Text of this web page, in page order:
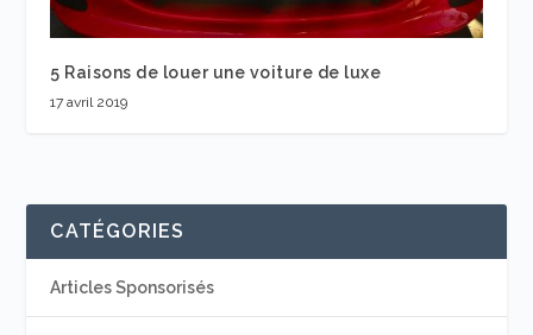
5 Raisons de louer une voiture de luxe
17 avril 2019
CATÉGORIES
Articles Sponsorisés